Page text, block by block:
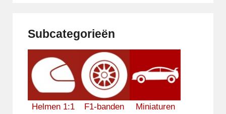
Subcategorieën
Helmen 1:1 F1-banden Miniaturen